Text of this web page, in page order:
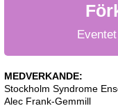
MEDVERKANDE:
Stockholm Syndrome
Alec Frank-Gemmill